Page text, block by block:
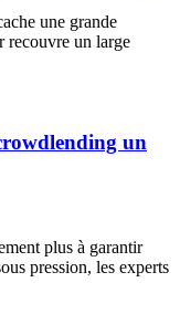
une grande
recouvre un large
un
plus à garantir
pression, les experts